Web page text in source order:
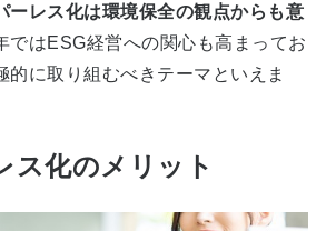
ーレス化は環境保全の観点からも意
ではESG経営への関心も高まってお
的に取り組むべきテーマといえま
ス化のメリット